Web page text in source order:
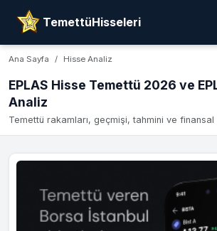
TemettüHisseleri
Ana Sayfa Hisse Analiz
EPLAS Hisse Temettü 2026 ve
Analiz
Temettü rakamları, geçmişi, tahmini ve finansal